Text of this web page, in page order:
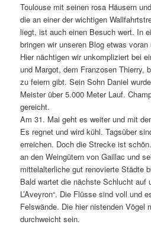
Toulouse mit seinen rosa Häusern
die an einer der wichtigen
liegt, ist auch einen Besuch wert. In
bringen wir unseren Blog etwas
Hier nächtigen wir unkompliziert bei
und Margot, dem Franzosen Thierry,
zu feiern gibt. Sein Sohn Daniel
Meister über 5.000 Meter Lauf.
gereicht.
Am 31. Mai geht es weiter und mit
Es regnet und wird kühl. Tagsüber
erreichen. Doch die Strecke ist
an den Weingütern von Gaillac und
mittelalterliche gut renovierte Städte
Bald wartet die nächste Schlucht auf
L’Aveyron“. Die Flüsse sind voll und
Felswände. Die hier nistenden Vögel
durchweicht sein.